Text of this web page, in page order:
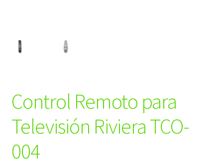
Control Remoto para
Televisión Riviera TCO-
004